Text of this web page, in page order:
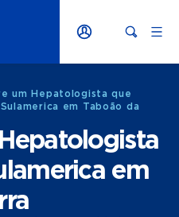
um Hepatologista que
em Taboão da
em